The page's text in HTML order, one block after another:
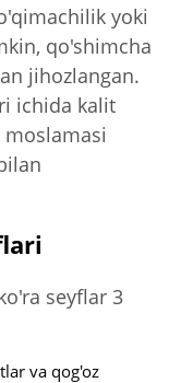
yoki
qo'shimcha
jihozlangan.
ichida kalit
seyflar 3
va qog'oz